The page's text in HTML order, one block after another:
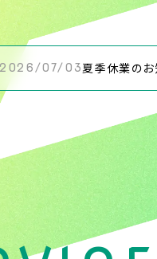
2026/07/03夏季休業のお